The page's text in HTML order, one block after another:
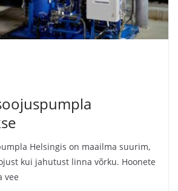
Helsingis on maailma suurim,
kui jahutust linna võrku. Hoonete
vee